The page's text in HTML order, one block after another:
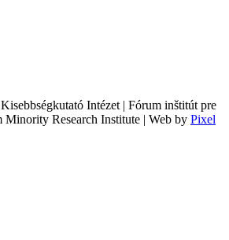
Intézet | Fórum inštitút pre
Minority Research Institute | Web by Pixel